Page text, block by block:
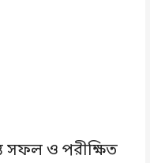
সফল ও পরীক্ষিত